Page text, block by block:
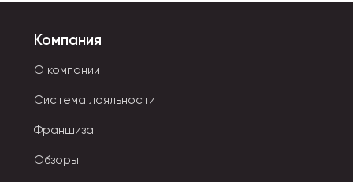
Компания
О компании
Система лояльности
Франшиза
Обзоры